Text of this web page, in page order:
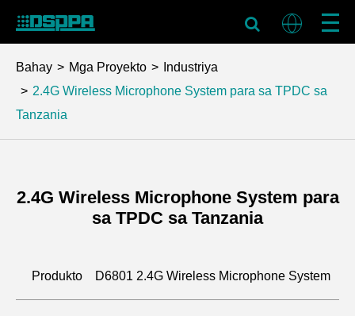
Bahay Mga Proyekto
Industriya
2.4G Wireless Microphone System para sa TPDC sa
Tanzania
2.4G Wireless Microphone System para
sa TPDC sa Tanzania
Produkto D6801 2.4G Wireless Microphone System